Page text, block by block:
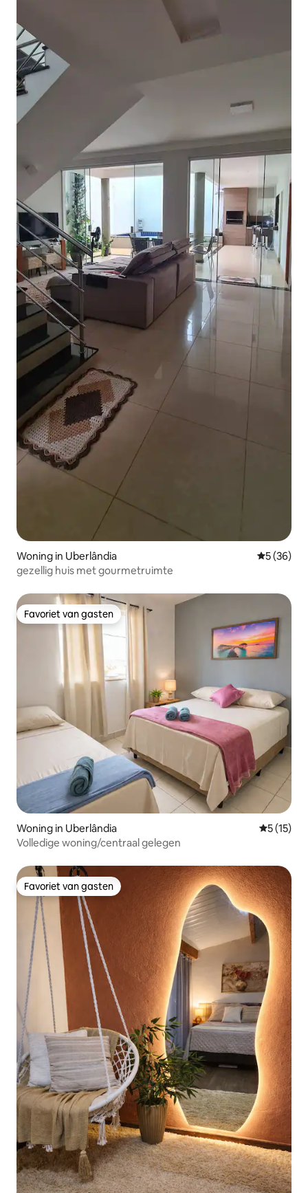
Woning in Uberlândia
5 (36)
gezellig huis met gourmetruimte
Favoriet van gasten
Favoriet van gasten
Woning in Uberlândia
5 (15)
Volledige woning/centraal gelegen
Favoriet van gasten
Favoriet van gasten